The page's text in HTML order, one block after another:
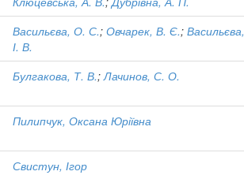
Васильєва, О. С.;Овчарек, В. Є.;Васильєва,
І. В.
Булгакова, Т. В.;Лачинов, С. О.
Пилипчук, Оксана Юріївна
Свистун, Ігор